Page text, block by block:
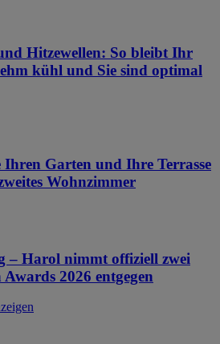
Hitzewellen: So bleibt Ihr
kühl und Sie sind optimal
Ihren Garten und Ihre Terrasse
Wohnzimmer
– Harol nimmt offiziell zwei
2026 entgegen